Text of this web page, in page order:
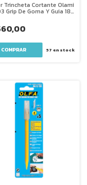
Trincheta Cortante Olami
Grip De Goma Y Guia 18
57 en stock